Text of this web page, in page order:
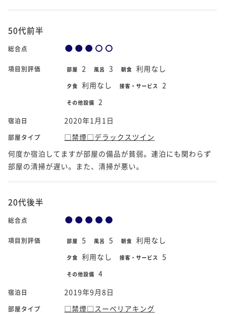
50代前半
総合点
項目別評価 部屋 2 風呂 3 朝食 利用なし
夕食 利用なし 接客・サービス 2
その他設備 2
宿泊日 2020年1月1日
部屋タイプ
□禁煙□デラックスツイン
何度か宿泊してますが部屋の備品が貧弱。連泊にも関わらず
部屋の清掃が遅い。また、清掃が悪い。
20代後半
総合点
項目別評価 部屋 5 風呂 5 朝食 利用なし
夕食 利用なし 接客・サービス 5
その他設備 4
宿泊日 2019年9月8日
部屋タイプ
□禁煙□スーペリアキング